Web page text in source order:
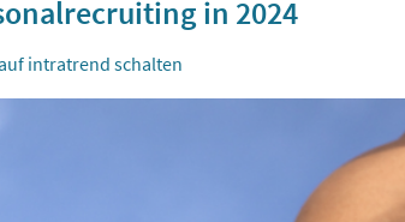
in 2024
intratrend schalten